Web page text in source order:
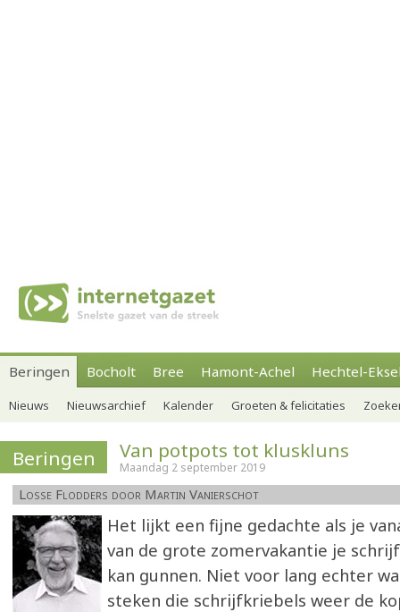
Beringen Bocholt Bree Hamont-Achel Hechtel-
Nieuws Nieuwsarchief Kalender Groeten & felicitaties
Beringen Van potpots tot kluskluns
Maandag 2 september 2019
Losse Flodders door Martin Vanierschot
Het lijkt een fijne gedachte als je
van de grote zomervakantie je
kan gunnen. Niet voor lang echter
steken die schrijfkriebels weer de